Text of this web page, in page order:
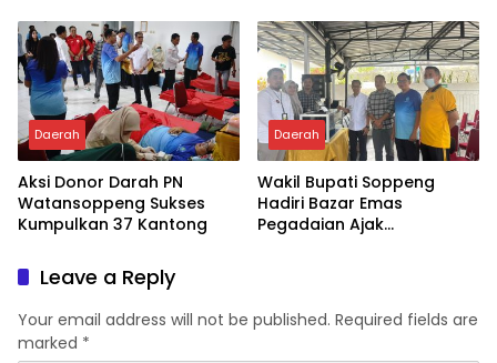
Daerah
Aksi Donor Darah PN
Watansoppeng Sukses
Kumpulkan 37 Kantong
Daerah
Wakil Bupati Soppeng
Hadiri Bazar Emas
Pegadaian Ajak
Leave a Reply
Your email address will not be published. Required fields are
marked *